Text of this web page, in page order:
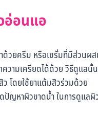
อนแอ
วยครีม หรือเซรั่มที่มีส่วนผส
วามเครียดได้ด้วย วิธีดูแล
โดยใช้ยาแต้มสิวร่วมด้วย
ญหาผิวขาดน้ำ ในการดูแล